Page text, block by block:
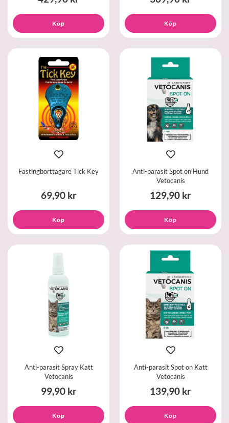
Köp Köp
Fästingborttagare Tick Key
69,90 kr
Köp
Anti-parasit Spot on Hund
Vetocanis
129,90 kr
Köp
Anti-parasit Spray Katt
Vetocanis
99,90 kr
Köp
Anti-parasit Spot on Katt
Vetocanis
139,90 kr
Köp